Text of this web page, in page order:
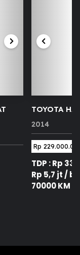
TOYOTA
2014
Rp
TDP : Rp
Rp 5,7 jt /
70000 KM